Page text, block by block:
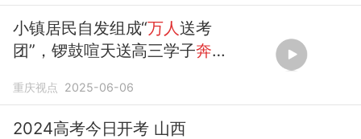
小镇居民自发组成“万人送考
团”，锣鼓喧天送高三学子奔赴
重庆视点 2025-06-06
2024高考今日开考 山西